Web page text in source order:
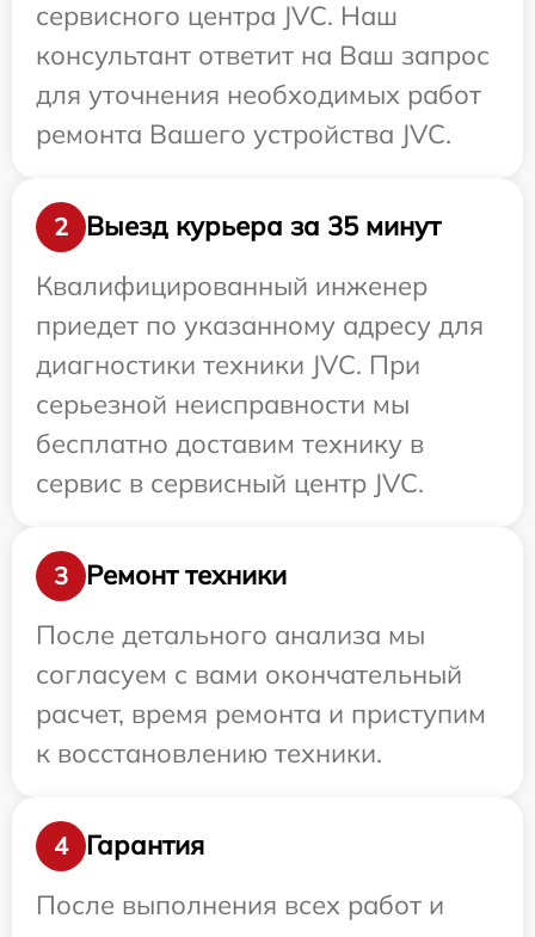
сервисного центра JVC. Наш
консультант ответит на Ваш запрос
для уточнения необходимых работ
ремонта Вашего устройства JVC.
2
Выезд курьера за 35 минут
Квалифицированный инженер
приедет по указанному адресу для
диагностики техники JVC. При
серьезной неисправности мы
бесплатно доставим технику в
сервис в сервисный центр JVC.
3
Ремонт техники
После детального анализа мы
согласуем с вами окончательный
расчет, время ремонта и приступим
к восстановлению техники.
4
Гарантия
После выполнения всех работ и